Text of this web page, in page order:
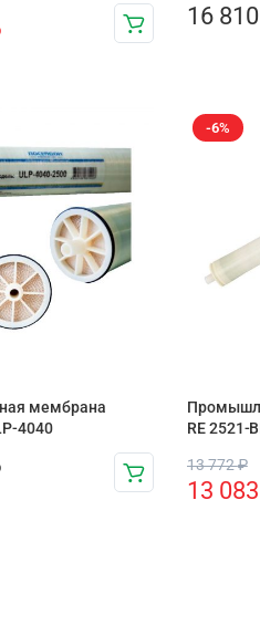
16 810
мембрана
4040
-6%
RE 2521-
13 772₽
13 083